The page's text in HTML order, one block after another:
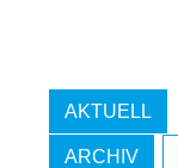
AKTUELL
ARCHIV